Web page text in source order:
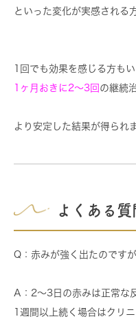
といった変化が実感される
1回でも効果を感じる方も
1ヶ月おきに2〜3回 の継続
より安定した結果が得られま
よくある質
Q：赤みが強く出たのです
A：2〜3日の赤みは正常な
1週間以上続く場合はクリ